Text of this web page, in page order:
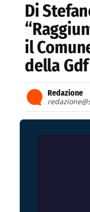
Di
il
della
Redazione